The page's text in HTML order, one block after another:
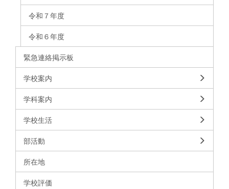
令和７年度
令和６年度
緊急連絡掲示板
学校案内
学科案内
学校生活
部活動
所在地
学校評価